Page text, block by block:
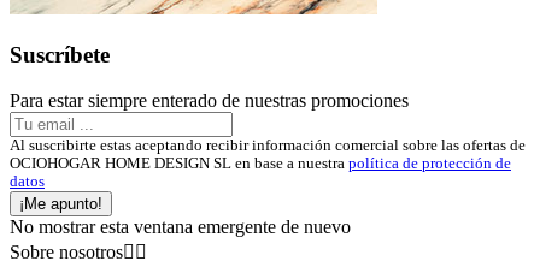
Suscríbete
Para estar siempre enterado de nuestras promociones
Al suscribirte estas aceptando recibir información comercial sobre las ofertas de
OCIOHOGAR HOME DESIGN SL en base a nuestra política de protección de
datos
¡Me apunto!
No mostrar esta ventana emergente de nuevo
Sobre nosotros 